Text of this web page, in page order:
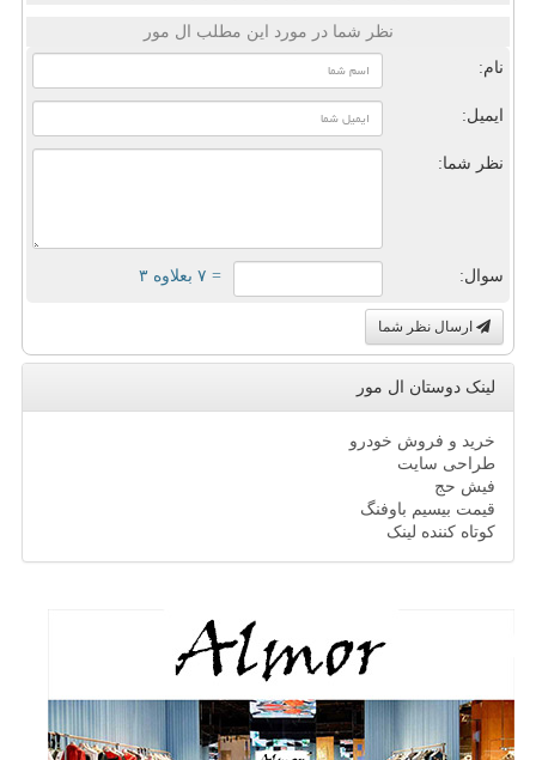
نظر شما در مورد این مطلب ال مور
نام:
ایمیل:
نظر شما:
سوال: = ۷ بعلاوه ۳
ارسال نظر شما
لینک دوستان ال مور
خرید و فروش خودرو
طراحی سایت
فیش حج
قیمت بیسیم باوفنگ
کوتاه کننده لینک